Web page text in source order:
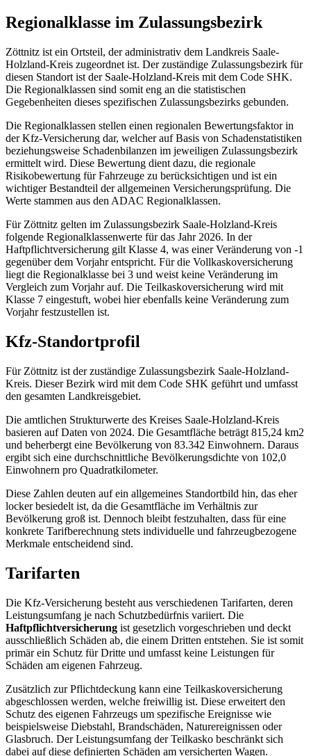
Regionalklasse im Zulassungsbezirk
Zöttnitz ist ein Ortsteil, der administrativ dem Landkreis Saale-
Holzland-Kreis zugeordnet ist. Der zuständige Zulassungsbezirk für
diesen Standort ist der Saale-Holzland-Kreis mit dem Code SHK.
Die Regionalklassen sind somit eng an die statistischen
Gegebenheiten dieses spezifischen Zulassungsbezirks gebunden.
Die Regionalklassen stellen einen regionalen Bewertungsfaktor in
der Kfz-Versicherung dar, welcher auf Basis von Schadenstatistiken
beziehungsweise Schadenbilanzen im jeweiligen Zulassungsbezirk
ermittelt wird. Diese Bewertung dient dazu, die regionale
Risikobewertung für Fahrzeuge zu berücksichtigen und ist ein
wichtiger Bestandteil der allgemeinen Versicherungsprüfung. Die
Werte stammen aus den ADAC Regionalklassen.
Für Zöttnitz gelten im Zulassungsbezirk Saale-Holzland-Kreis
folgende Regionalklassenwerte für das Jahr 2026. In der
Haftpflichtversicherung gilt Klasse 4, was einer Veränderung von -1
gegenüber dem Vorjahr entspricht. Für die Vollkaskoversicherung
liegt die Regionalklasse bei 3 und weist keine Veränderung im
Vergleich zum Vorjahr auf. Die Teilkaskoversicherung wird mit
Klasse 7 eingestuft, wobei hier ebenfalls keine Veränderung zum
Vorjahr festzustellen ist.
Kfz-Standortprofil
Für Zöttnitz ist der zuständige Zulassungsbezirk Saale-Holzland-
Kreis. Dieser Bezirk wird mit dem Code SHK geführt und umfasst
den gesamten Landkreisgebiet.
Die amtlichen Strukturwerte des Kreises Saale-Holzland-Kreis
basieren auf Daten von 2024. Die Gesamtfläche beträgt 815,24 km2
und beherbergt eine Bevölkerung von 83.342 Einwohnern. Daraus
ergibt sich eine durchschnittliche Bevölkerungsdichte von 102,0
Einwohnern pro Quadratkilometer.
Diese Zahlen deuten auf ein allgemeines Standortbild hin, das eher
locker besiedelt ist, da die Gesamtfläche im Verhältnis zur
Bevölkerung groß ist. Dennoch bleibt festzuhalten, dass für eine
konkrete Tarifberechnung stets individuelle und fahrzeugbezogene
Merkmale entscheidend sind.
Tarifarten
Die Kfz-Versicherung besteht aus verschiedenen Tarifarten, deren
Leistungsumfang je nach Schutzbedürfnis variiert. Die
Haftpflichtversicherung ist gesetzlich vorgeschrieben und deckt
ausschließlich Schäden ab, die einem Dritten entstehen. Sie ist somit
primär ein Schutz für Dritte und umfasst keine Leistungen für
Schäden am eigenen Fahrzeug.
Zusätzlich zur Pflichtdeckung kann eine Teilkaskoversicherung
abgeschlossen werden, welche freiwillig ist. Diese erweitert den
Schutz des eigenen Fahrzeugs um spezifische Ereignisse wie
beispielsweise Diebstahl, Brandschäden, Naturereignissen oder
Glasbruch. Der Leistungsumfang der Teilkasko beschränkt sich
dabei auf diese definierten Schäden am versicherten Wagen.